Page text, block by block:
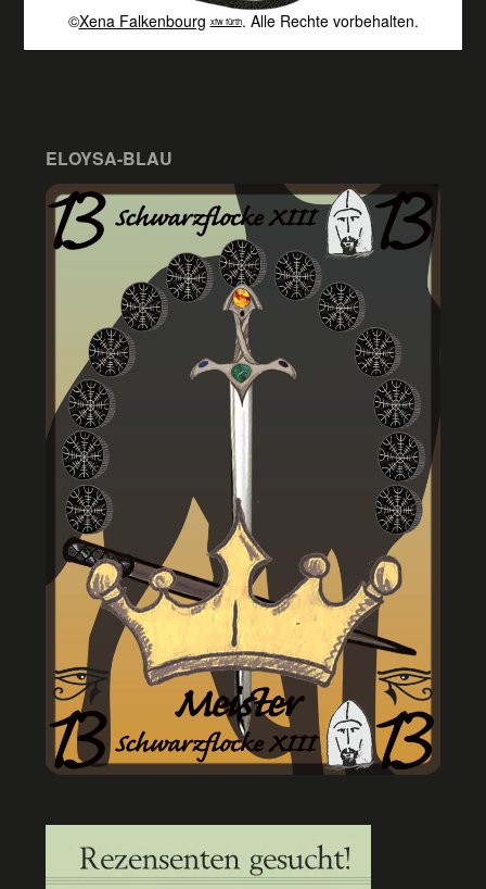
©Xena Falkenbourg xfw fürth. Alle Rechte vorbehalten.
ELOYSA-BLAU